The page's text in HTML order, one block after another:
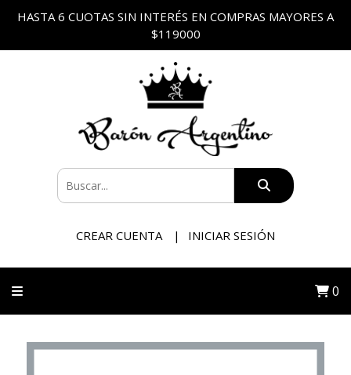
HASTA 6 CUOTAS SIN INTERÉS EN COMPRAS MAYORES A
$119000
CREAR CUENTA INICIAR SESIÓN
0